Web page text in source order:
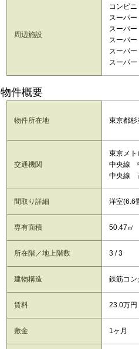
周辺施設
コンビ
スーパ
スーパ
スーパ
スーパ
スーパ
物件概要
物件所在地 東京都
交通機関
東京メ
中央線
中央線
間取り詳細 洋室
専有面積 50.47㎡
所在階／地上階数 3 / 3
建物構造 鉄筋コン
賃料 23.0万円
敷金 1ヶ月